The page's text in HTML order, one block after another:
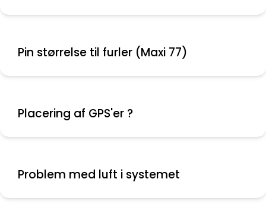
Pin størrelse til furler (Maxi 77)
Placering af GPS'er ?
Problem med luft i systemet